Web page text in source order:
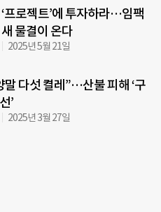
프로젝트’에 투자하라…임팩
물결이 온다
2025년 5월 21일
말 다섯 켤레”…산불 피해 ‘구
’
2025년 3월 27일